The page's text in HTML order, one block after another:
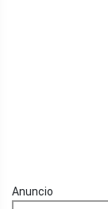
Anuncio